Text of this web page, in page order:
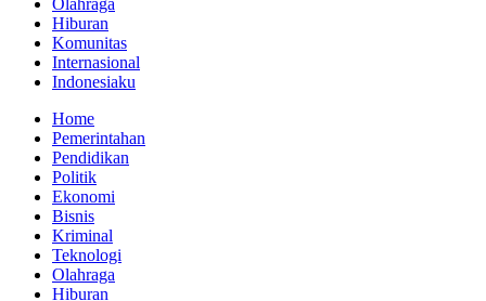
Olahraga
Hiburan
Komunitas
Internasional
Indonesiaku
Home
Pemerintahan
Pendidikan
Politik
Ekonomi
Bisnis
Kriminal
Teknologi
Olahraga
Hiburan